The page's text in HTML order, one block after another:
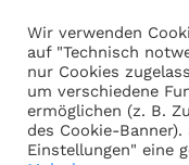
BRIDGE Network
Dokumente
Wir verwenden
auf "Technisch
nur Cookies
um verschiedene
ermöglichen (z. B.
des Cookie-
Einstellungen" eine